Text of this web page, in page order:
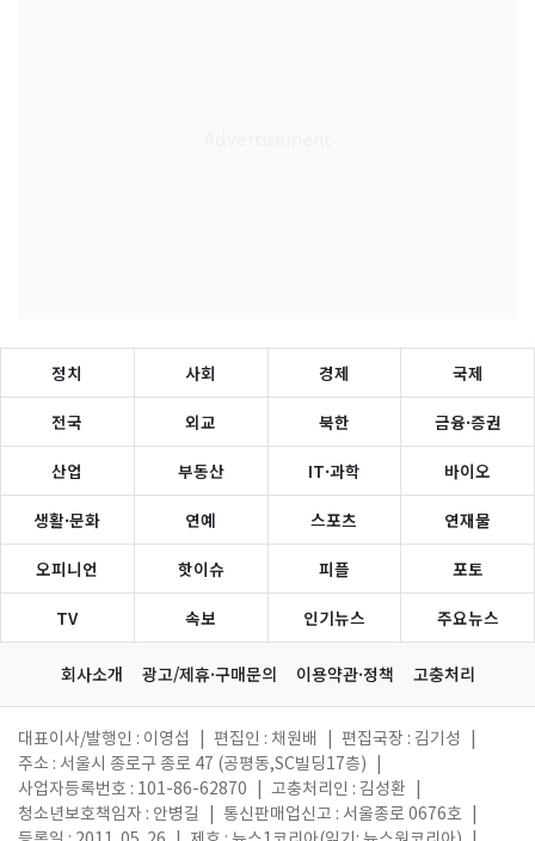
정치 사회 경제 국제
전국 외교 북한 금융·증권
산업 부동산 IT·과학 바이오
생활·문화 연예 스포츠 연재물
오피니언 핫이슈 피플 포토
TV 속보 인기뉴스 주요뉴스
회사소개 광고/제휴·구매문의 이용약관·정책 고충처리
대표이사/발행인 : 이영섭 편집인 : 채원배 편집국장 : 김기성
주소 : 서울시 종로구 종로 47 (공평동,SC빌딩17층)
사업자등록번호 : 101-86-62870
고충처리인 : 김성환
청소년보호책임자 : 안병길
통신판매업신고 : 서울종로 0676호